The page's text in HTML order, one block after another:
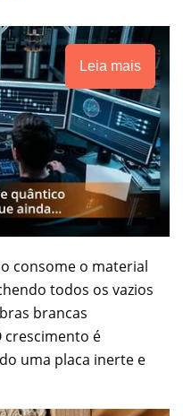
Leia mais
consome o material
todos os vazios
brancas
crescimento é
uma placa inerte e